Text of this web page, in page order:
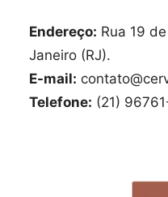
Endereço: Rua 19
Janeiro (RJ).
E-mail:
Telefone: (21)